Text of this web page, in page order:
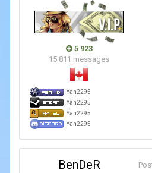
5 923
15 811 messages
Yan2295
Yan2295
Yan2295
Yan2295
BenDeR